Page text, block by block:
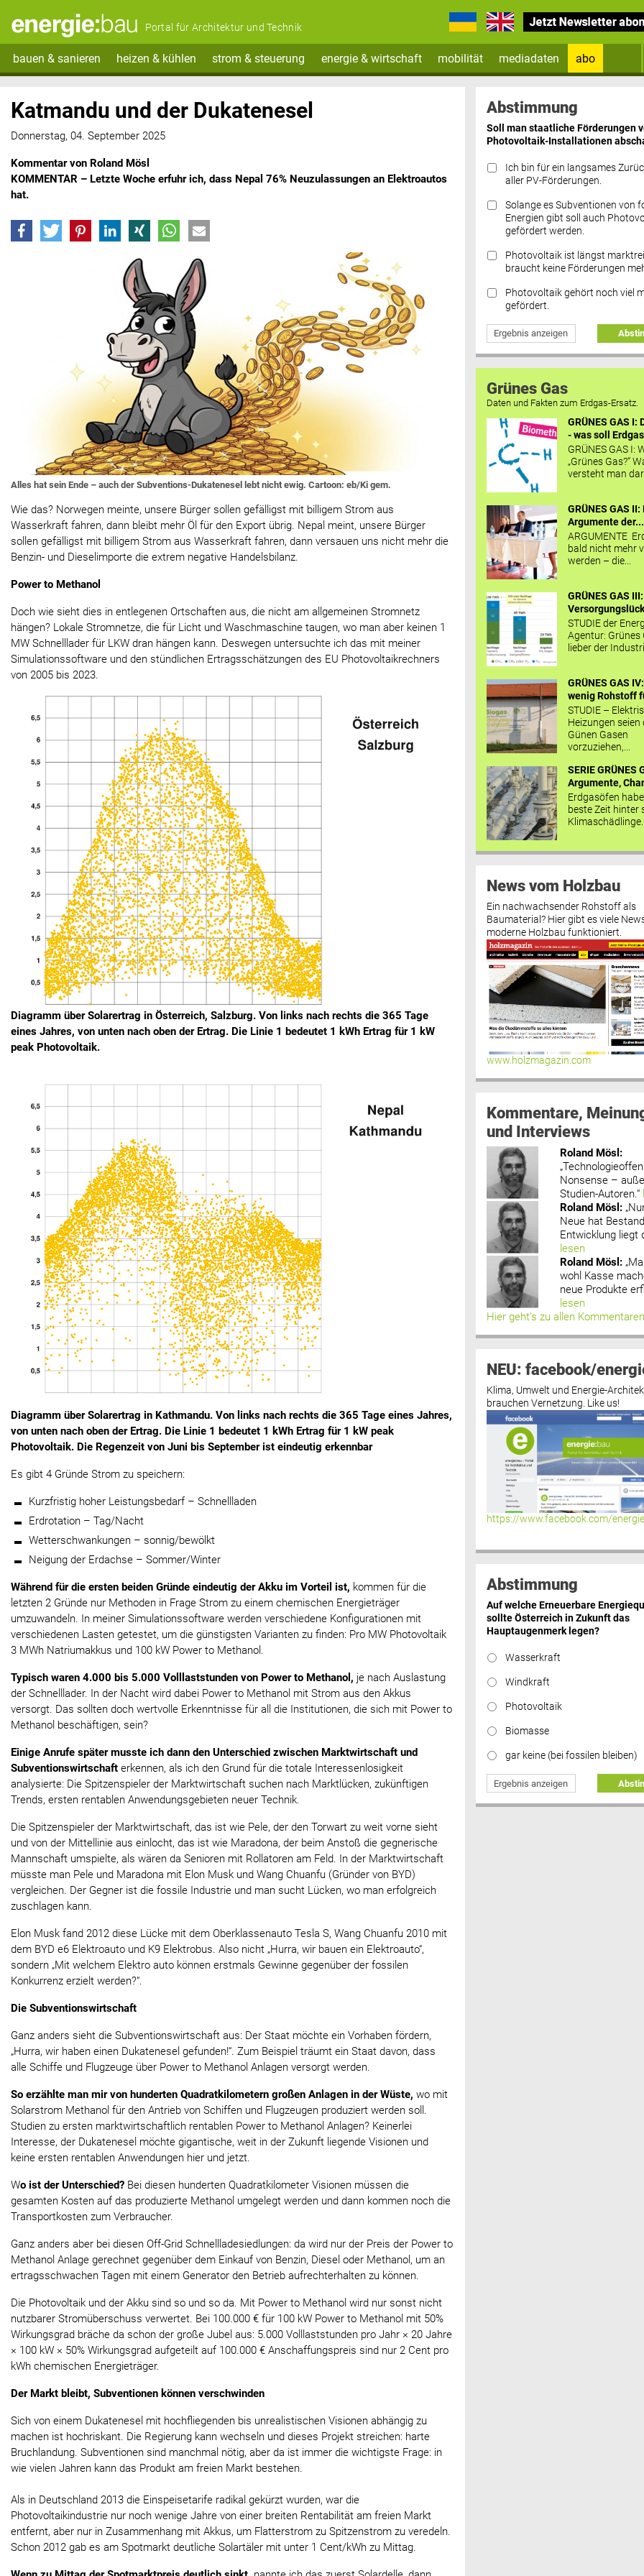
Portal für Architektur und Technik
bauen & sanieren heizen & kühlen strom & steuerung energie & wirtschaft mobilität mediadaten
abo
Datenschutz FAQs
Katmandu und der Dukatenesel
Donnerstag, 04. September 2025
Kommentar von Roland Mösl
KOMMENTAR – Letzte Woche erfuhr ich, dass Nepal 76% Neuzulassungen an Elektroautos
hat.
Alles hat sein Ende – auch der Subventions-Dukatenesel lebt nicht ewig. Cartoon: eb/Ki gem.
Wie das? Norwegen meinte, unsere Bürger sollen gefälligst mit billigem Strom aus
Wasserkraft fahren, dann bleibt mehr Öl für den Export übrig. Nepal meint, unsere Bürger
sollen gefälligst mit billigem Strom aus Wasserkraft fahren, dann versauen uns nicht mehr die
Benzin- und Dieselimporte die extrem negative Handelsbilanz.
Power to Methanol
Doch wie sieht dies in entlegenen Ortschaften aus, die nicht am allgemeinen Stromnetz
hängen? Lokale Stromnetze, die für Licht und Waschmaschine taugen, wo man aber keinen 1
MW Schnelllader für LKW dran hängen kann. Deswegen untersuchte ich das mit meiner
Simulationssoftware und den stündlichen Ertragsschätzungen des EU Photovoltaikrechners
von 2005 bis 2023.
Diagramm über Solarertrag in Österreich, Salzburg. Von links nach rechts die 365 Tage
eines Jahres, von unten nach oben der Ertrag. Die Linie 1 bedeutet 1 kWh Ertrag für 1 kW
peak Photovoltaik.
Diagramm über Solarertrag in Kathmandu. Von links nach rechts die 365 Tage eines Jahres,
von unten nach oben der Ertrag. Die Linie 1 bedeutet 1 kWh Ertrag für 1 kW peak
Photovoltaik. Die Regenzeit von Juni bis September ist eindeutig erkennbar
Es gibt 4 Gründe Strom zu speichern:
Kurzfristig hoher Leistungsbedarf – Schnellladen
Erdrotation – Tag/Nacht
Wetterschwankungen – sonnig/bewölkt
Neigung der Erdachse – Sommer/Winter
Während für die ersten beiden Gründe eindeutig der Akku im Vorteil ist, kommen für die
letzten 2 Gründe nur Methoden in Frage Strom zu einem chemischen Energieträger
umzuwandeln. In meiner Simulationssoftware werden verschiedene Konfigurationen mit
verschiedenen Lasten getestet, um die günstigsten Varianten zu finden: Pro MW Photovoltaik
3 MWh Natriumakkus und 100 kW Power to Methanol.
Typisch waren 4.000 bis 5.000 Volllaststunden von Power to Methanol, je nach Auslastung
der Schnelllader. In der Nacht wird dabei Power to Methanol mit Strom aus den Akkus
versorgt. Das sollten doch wertvolle Erkenntnisse für all die Institutionen, die sich mit Power to
Methanol beschäftigen, sein?
Einige Anrufe später musste ich dann den Unterschied zwischen Marktwirtschaft und
Subventionswirtschaft erkennen, als ich den Grund für die totale Interessenlosigkeit
analysierte: Die Spitzenspieler der Marktwirtschaft suchen nach Marktlücken, zukünftigen
Trends, ersten rentablen Anwendungsgebieten neuer Technik.
Die Spitzenspieler der Marktwirtschaft, das ist wie Pele, der den Torwart zu weit vorne sieht
und von der Mittellinie aus einlocht, das ist wie Maradona, der beim Anstoß die gegnerische
Mannschaft umspielte, als wären da Senioren mit Rollatoren am Feld. In der Marktwirtschaft
müsste man Pele und Maradona mit Elon Musk und Wang Chuanfu (Gründer von BYD)
vergleichen. Der Gegner ist die fossile Industrie und man sucht Lücken, wo man erfolgreich
zuschlagen kann.
Elon Musk fand 2012 diese Lücke mit dem Oberklassenauto Tesla S, Wang Chuanfu 2010 mit
dem BYD e6 Elektroauto und K9 Elektrobus. Also nicht „Hurra, wir bauen ein Elektroauto“,
sondern „Mit welchem Elektro auto können erstmals Gewinne gegenüber der fossilen
Konkurrenz erzielt werden?“.
Die Subventionswirtschaft
Ganz anders sieht die Subventionswirtschaft aus: Der Staat möchte ein Vorhaben fördern,
„Hurra, wir haben einen Dukatenesel gefunden!“. Zum Beispiel träumt ein Staat davon, dass
alle Schiffe und Flugzeuge über Power to Methanol Anlagen versorgt werden.
So erzählte man mir von hunderten Quadratkilometern großen Anlagen in der Wüste, wo mit
Solarstrom Methanol für den Antrieb von Schiffen und Flugzeugen produziert werden soll.
Studien zu ersten marktwirtschaftlich rentablen Power to Methanol Anlagen? Keinerlei
Interesse, der Dukatenesel möchte gigantische, weit in der Zukunft liegende Visionen und
keine ersten rentablen Anwendungen hier und jetzt.
Wo ist der Unterschied? Bei diesen hunderten Quadratkilometer Visionen müssen die
gesamten Kosten auf das produzierte Methanol umgelegt werden und dann kommen noch die
Transportkosten zum Verbraucher.
Ganz anders aber bei diesen Off-Grid Schnellladesiedlungen: da wird nur der Preis der Power to
Methanol Anlage gerechnet gegenüber dem Einkauf von Benzin, Diesel oder Methanol, um an
ertragsschwachen Tagen mit einem Generator den Betrieb aufrechterhalten zu können.
Die Photovoltaik und der Akku sind so und so da. Mit Power to Methanol wird nur sonst nicht
nutzbarer Stromüberschuss verwertet. Bei 100.000 € für 100 kW Power to Methanol mit 50%
Wirkungsgrad bräche da schon der große Jubel aus: 5.000 Volllaststunden pro Jahr × 20 Jahre
× 100 kW × 50% Wirkungsgrad aufgeteilt auf 100.000 € Anschaffungspreis sind nur 2 Cent pro
kWh chemischen Energieträger.
Der Markt bleibt, Subventionen können verschwinden
Sich von einem Dukatenesel mit hochfliegenden bis unrealistischen Visionen abhängig zu
machen ist hochriskant. Die Regierung kann wechseln und dieses Projekt streichen: harte
Bruchlandung. Subventionen sind manchmal nötig, aber da ist immer die wichtigste Frage: in
wie vielen Jahren kann das Produkt am freien Markt bestehen.
Als in Deutschland 2013 die Einspeisetarife radikal gekürzt wurden, war die
Photovoltaikindustrie nur noch wenige Jahre von einer breiten Rentabilität am freien Markt
entfernt, aber nur in Zusammenhang mit Akkus, um Flatterstrom zu Spitzenstrom zu veredeln.
Schon 2012 gab es am Spotmarkt deutliche Solartäler mit unter 1 Cent/kWh zu Mittag.
Abstimmung
Soll man staatliche Förderungen
Photovoltaik-Installationen
Ich bin für ein langsames
aller PV-Förderungen.
Solange es Subventionen von
Energien gibt soll auch
gefördert werden.
Photovoltaik ist längst
braucht keine Förderungen
Photovoltaik gehört noch viel
gefördert.
Ergebnis anzeigen
Grünes Gas
Daten und Fakten zum Erdgas-Ersatz.
GRÜNES GAS
- was soll
GRÜNES GAS I:
„Grünes Gas?“
versteht man
GRÜNES GAS II:
Argumente der...
ARGUMENTE
bald nicht mehr
werden – die...
GRÜNES GAS
STUDIE der
Agentur: Grünes
lieber der
GRÜNES GAS
wenig Rohstoff
STUDIE –
Heizungen seien
Günen Gasen
vorzuziehen,...
SERIE GRÜNES
Argumente,
Erdgasöfen
beste Zeit hinter
Klimaschädlinge...
News vom Holzbau
Ein nachwachsender Rohstoff als
Baumaterial? Hier gibt es viele
moderne Holzbau funktioniert.
www.holzmagazin.com
Kommentare,
und Interviews
Roland Mösl :
Nonsense –
Studien-Autoren.“
Roland Mösl :
Neue hat
Entwicklung liegt
lesen
Roland Mösl :
wohl Kasse
neue Produkte
lesen
Hier geht’s zu allen Kommentaren
NEU: facebook/
Klima, Umwelt und Energie-
brauchen Vernetzung. Like us!
https://www.facebook.com/
Abstimmung
Auf welche Erneuerbare
sollte Österreich in Zukunft das
Hauptaugenmerk legen?
Wasserkraft
Windkraft
Photovoltaik
Biomasse
gar keine (bei fossilen bleiben)
Ergebnis anzeigen